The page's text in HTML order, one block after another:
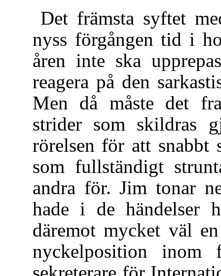
Det främsta syftet
nyss förgången tid i
åren inte ska
reagera på den
Men då måste det
strider som skildras
rörelsen för att snabbt
som fullständigt
andra för. Jim tonar
hade i de händelser
däremot mycket väl
nyckelposition